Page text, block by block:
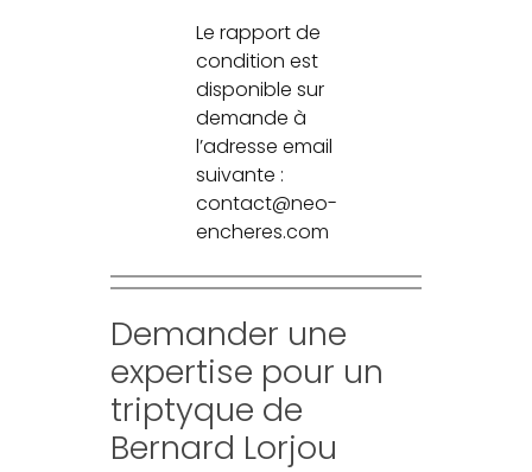
Le rapport de
condition est
disponible sur
demande à
l’adresse email
suivante :
contact@neo-
encheres.com
Demander une
expertise pour un
triptyque de
Bernard Lorjou